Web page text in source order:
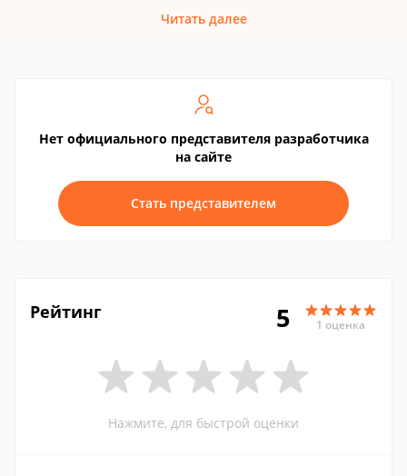
Читать далее
Нет официального представителя разработчика
на сайте
Стать представителем
Рейтинг 5 1 оценка
Нажмите, для быстрой оценки